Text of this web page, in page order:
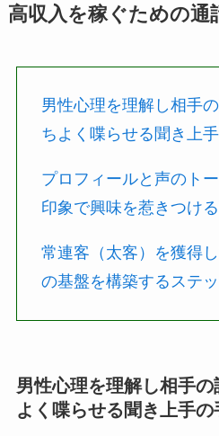
高収入を稼ぐための通
男性心理を理解し相手
ちよく喋らせる聞き上
プロフィールと声のト
印象で興味を惹きつけ
常連客（太客）を獲得
の基盤を構築するステ
男性心理を理解し相手
よく喋らせる聞き上手の